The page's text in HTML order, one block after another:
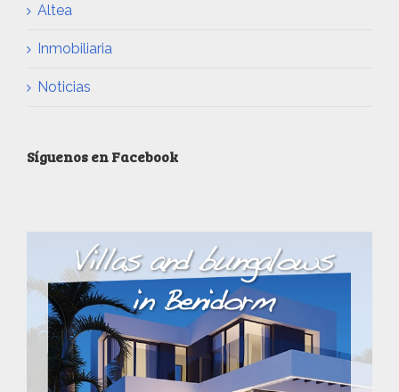
Altea
Inmobiliaria
Noticias
Síguenos en Facebook